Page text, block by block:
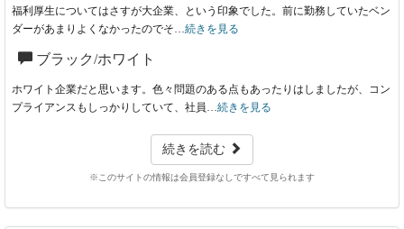
福利厚生についてはさすが大企業、という印象でした。前に勤務していたベン
ダーがあまりよくなかったのでそ… 続きを見る
ブラック/ホワイト
ホワイト企業だと思います。色々問題のある点もあったりはしましたが、コン
プライアンスもしっかりしていて、社員… 続きを見る
続きを読む
※このサイトの情報は会員登録なしですべて見られます